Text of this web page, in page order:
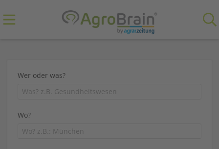
Wer oder was?
Wo?